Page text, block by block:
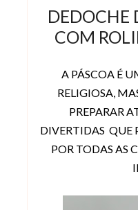
DEDOCHE
COM
A PÁSCOA É
RELIGIOSA,
PREPARAR
DIVERTIDAS QUE
POR TODAS AS